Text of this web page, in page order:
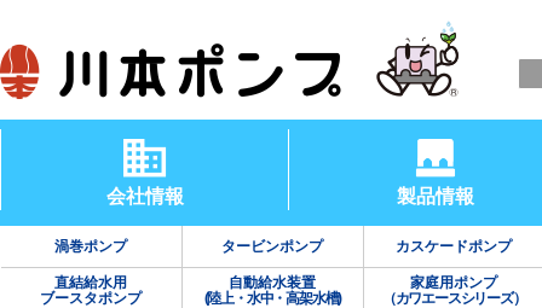
会社情報 製品情報
渦巻ポンプ タービンポンプ カスケードポンプ
直結給水用
ブースタポンプ
自動給水装置
(陸上・水中・高架水槽)
家庭用ポンプ
（カワエースシリーズ）